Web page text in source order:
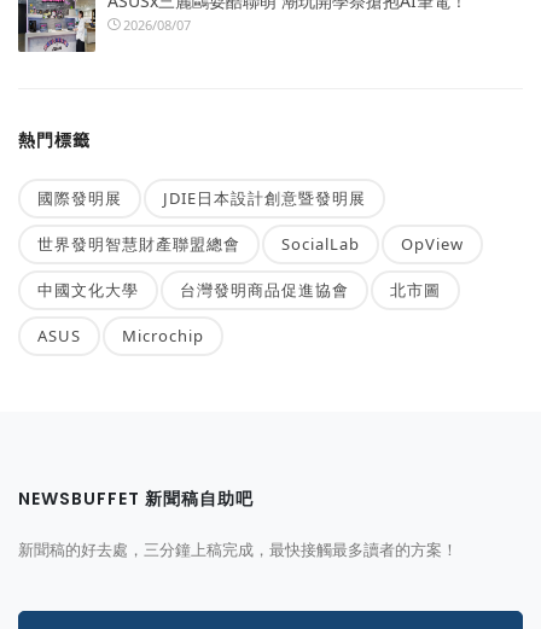
2026/08/07
熱門標籤
國際發明展 JDIE日本設計創意暨發明展
世界發明智慧財產聯盟總會 SocialLab OpView
中國文化大學 台灣發明商品促進協會 北市圖
ASUS Microchip
NEWSBUFFET 新聞稿自助吧
新聞稿的好去處，三分鐘上稿完成，最快接觸最多讀者的方案！